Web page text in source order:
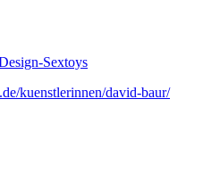
Sextoys
kuenstlerinnen/david-baur/